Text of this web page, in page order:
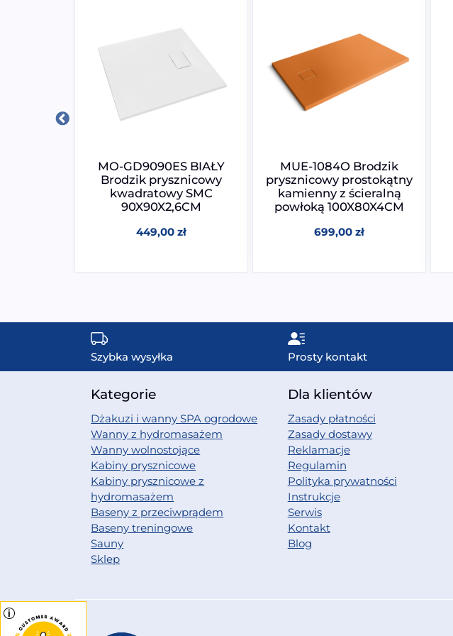
MO-GD9090ES BIAŁY
Brodzik prysznicowy
kwadratowy SMC
90X90X2,6CM
449,00 zł
MUE-1084O Brodzik
prysznicowy prostokątny
kamienny z ścieralną
powłoką 100X80X4CM
699,00 zł
Szybka wysyłka Prosty kontakt
Kategorie
Dżakuzi i wanny SPA ogrodowe
Wanny z hydromasażem
Wanny wolnostojące
Kabiny prysznicowe
Kabiny prysznicowe z
hydromasażem
Baseny z przeciwprądem
Baseny treningowe
Sauny
Sklep
Dla klientów
Zasady płatności
Zasady dostawy
Reklamacje
Regulamin
Polityka prywatności
Instrukcje
Serwis
Kontakt
Blog